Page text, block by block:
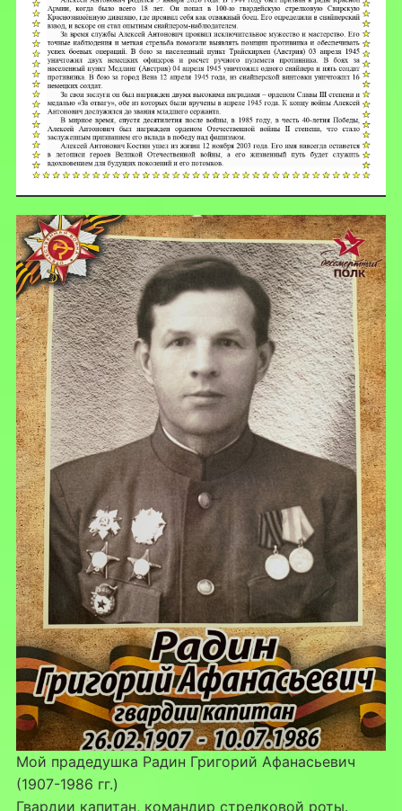
Мой прадедушка Радин Григорий Афанасьевич
(1907-1986 гг.)
Гвардии капитан, командир стрелковой роты.